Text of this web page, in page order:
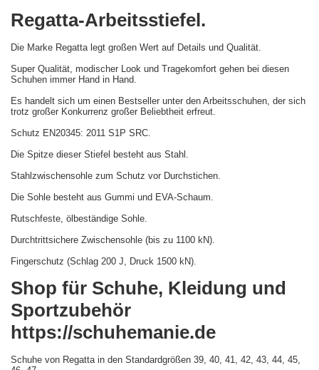
Regatta-Arbeitsstiefel.
Die Marke Regatta legt großen Wert auf Details und Qualität.
Super Qualität, modischer Look und Tragekomfort gehen bei diesen
Schuhen immer Hand in Hand.
Es handelt sich um einen Bestseller unter den Arbeitsschuhen, der sich
trotz großer Konkurrenz großer Beliebtheit erfreut.
Schutz EN20345: 2011 S1P SRC.
Die Spitze dieser Stiefel besteht aus Stahl.
Stahlzwischensohle zum Schutz vor Durchstichen.
Die Sohle besteht aus Gummi und EVA-Schaum.
Rutschfeste, ölbeständige Sohle.
Durchtrittsichere Zwischensohle (bis zu 1100 kN).
Fingerschutz (Schlag 200 J, Druck 1500 kN).
Shop für Schuhe, Kleidung und
Sportzubehör
https://schuhemanie.de
Schuhe von Regatta in den Standardgrößen 39, 40, 41, 42, 43, 44, 45,